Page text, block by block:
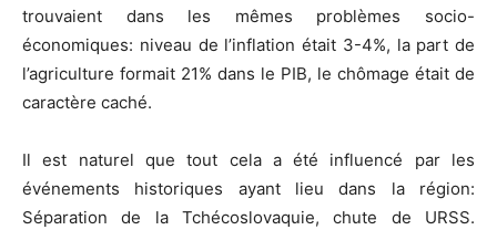
trouvaient dans les mêmes problèmes socio-
économiques: niveau de l’inflation était 3-4%, la part de
l’agriculture formait 21% dans le PIB, le chômage était de
caractère caché.
Il est naturel que tout cela a été influencé par les
événements historiques ayant lieu dans la région:
Séparation de la Tchécoslovaquie, chute de URSS.